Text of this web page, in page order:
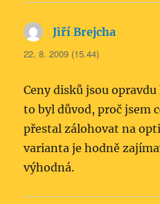
Jiří Brejcha
22. 8. 2009 (15.44)
Ceny disků jsou
to byl důvod, proč jsem
přestal zálohovat na
varianta je hodně
výhodná.